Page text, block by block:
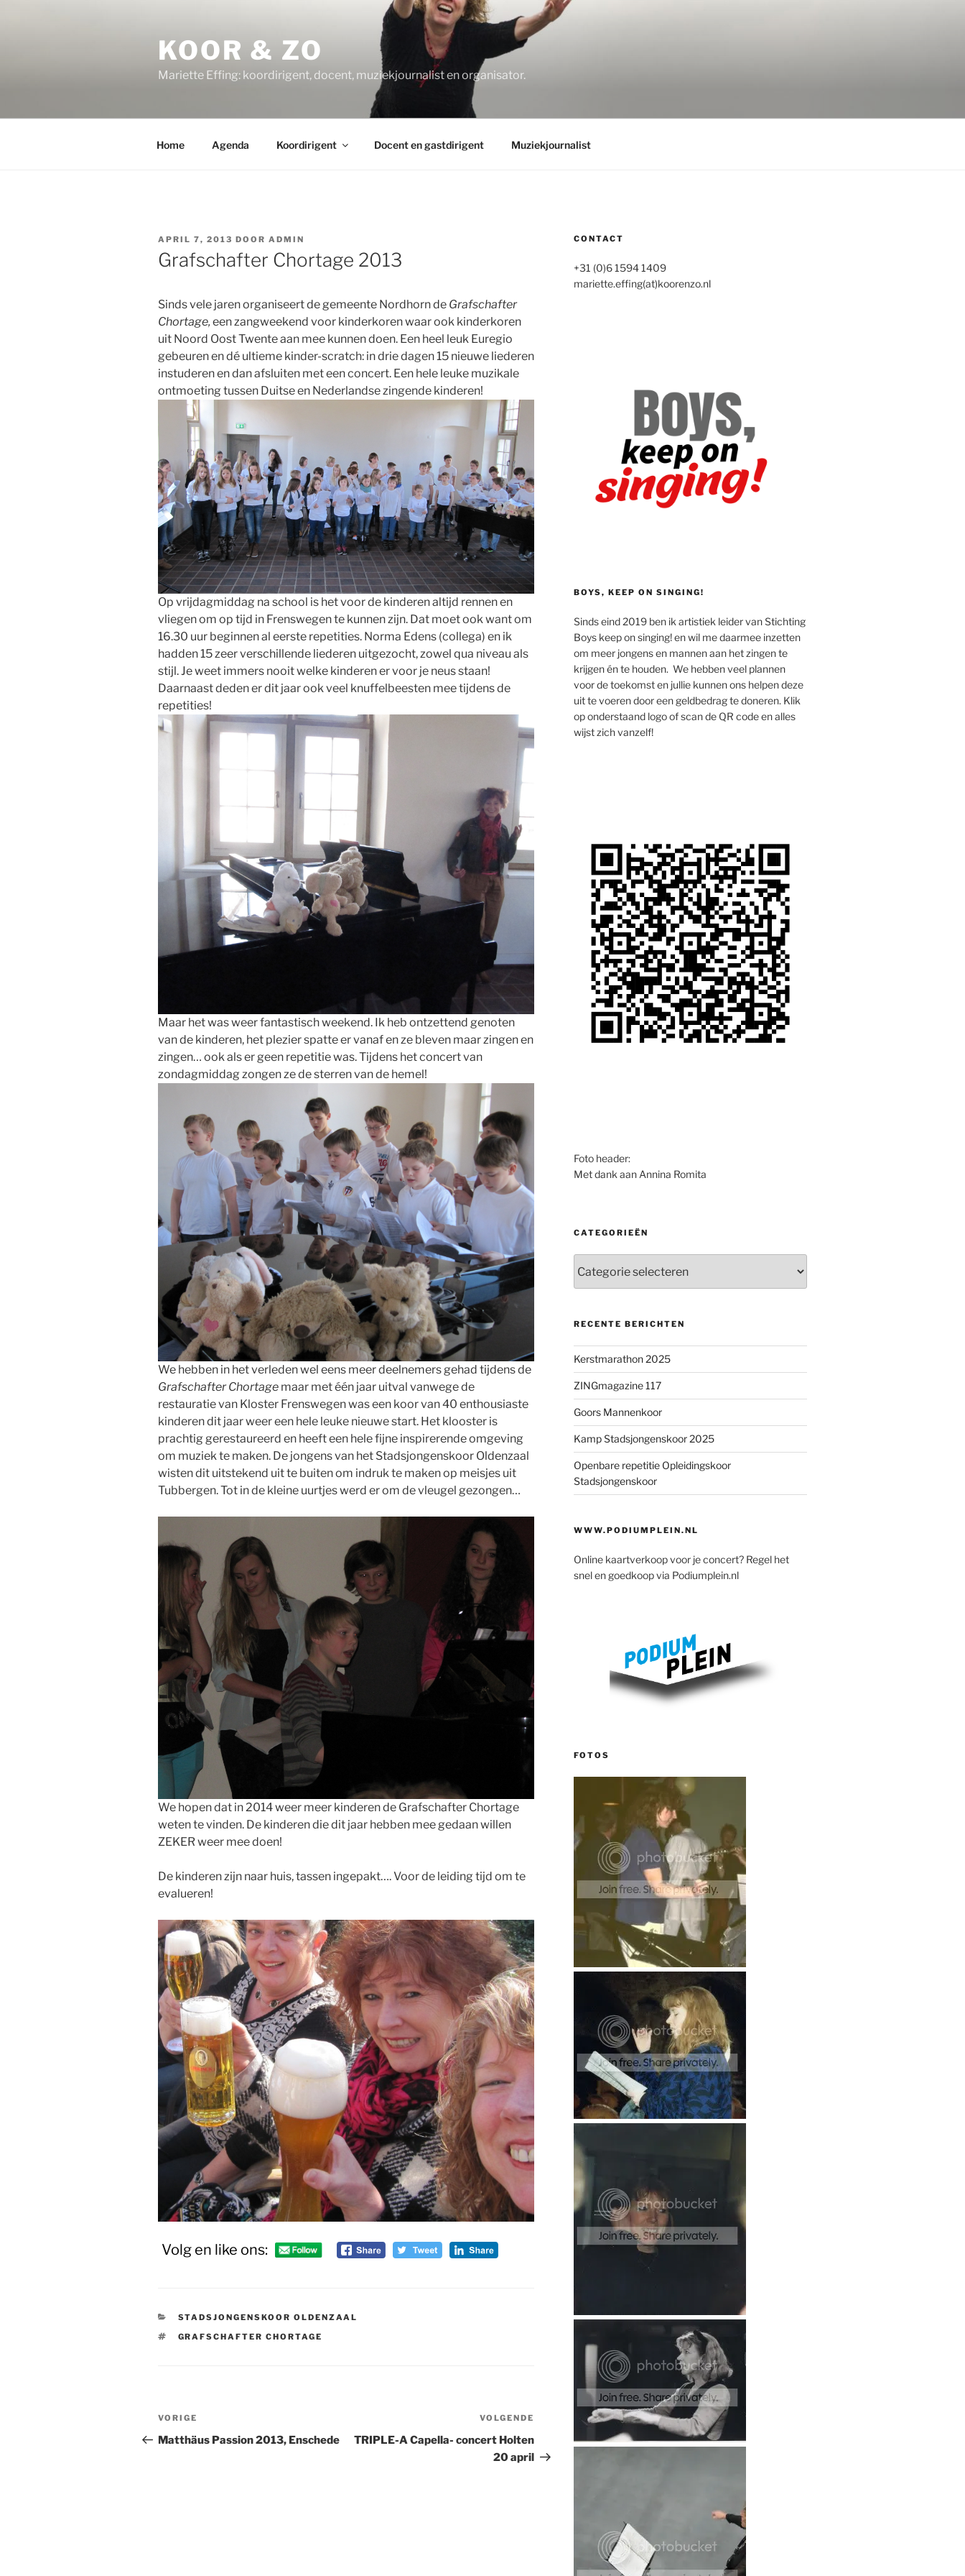
KOOR & ZO
Mariette Effing: koordirigent, docent, muziekjournalist en organisator.
Home Agenda Koordirigent Docent en gastdirigent Muziekjournalist
GEPLAATST
OP
APRIL 7, 2013 DOOR ADMIN
Grafschafter Chortage 2013
Sinds vele jaren organiseert de gemeente Nordhorn de Grafschafter
Chortage, een zangweekend voor kinderkoren waar ook kinderkoren
uit Noord Oost Twente aan mee kunnen doen. Een heel leuk Euregio
gebeuren en dé ultieme kinder-scratch: in drie dagen 15 nieuwe liederen
instuderen en dan afsluiten met een concert. Een hele leuke muzikale
ontmoeting tussen Duitse en Nederlandse zingende kinderen!
Op vrijdagmiddag na school is het voor de kinderen altijd rennen en
vliegen om op tijd in Frenswegen te kunnen zijn. Dat moet ook want om
16.30 uur beginnen al eerste repetities. Norma Edens (collega) en ik
hadden 15 zeer verschillende liederen uitgezocht, zowel qua niveau als
stijl. Je weet immers nooit welke kinderen er voor je neus staan!
Daarnaast deden er dit jaar ook veel knuffelbeesten mee tijdens de
repetities!
Maar het was weer fantastisch weekend. Ik heb ontzettend genoten
van de kinderen, het plezier spatte er vanaf en ze bleven maar zingen en
zingen… ook als er geen repetitie was. Tijdens het concert van
zondagmiddag zongen ze de sterren van de hemel!
We hebben in het verleden wel eens meer deelnemers gehad tijdens de
Grafschafter Chortage maar met één jaar uitval vanwege de
restauratie van Kloster Frenswegen was een koor van 40 enthousiaste
kinderen dit jaar weer een hele leuke nieuwe start. Het klooster is
prachtig gerestaureerd en heeft een hele fijne inspirerende omgeving
om muziek te maken. De jongens van het Stadsjongenskoor Oldenzaal
wisten dit uitstekend uit te buiten om indruk te maken op meisjes uit
Tubbergen. Tot in de kleine uurtjes werd er om de vleugel gezongen…
We hopen dat in 2014 weer meer kinderen de Grafschafter Chortage
weten te vinden. De kinderen die dit jaar hebben mee gedaan willen
ZEKER weer mee doen!
De kinderen zijn naar huis, tassen ingepakt…. Voor de leiding tijd om te
evalueren!
Volg en like ons:
CATEGORIEËN
STADSJONGENSKOOR OLDENZAAL
TAGS
GRAFSCHAFTER CHORTAGE
Bericht
navigatie
Vorig
bericht
VORIGE
Matthäus Passion 2013, Enschede
bericht
VOLGENDE
TRIPLE-A Capella- concert Holten
20 april
CONTACT
+31 (0)6 1594 1409
mariette.effing(at)koorenzo.nl
BOYS, KEEP ON SINGING!
Sinds eind 2019 ben ik artistiek leider van Stichting
Boys keep on singing! en wil me daarmee inzetten
om meer jongens en mannen aan het zingen te
krijgen én te houden. We hebben veel plannen
voor de toekomst en jullie kunnen ons helpen deze
uit te voeren door een geldbedrag te doneren. Klik
op onderstaand logo of scan de QR code en alles
wijst zich vanzelf!
Foto header:
Met dank aan Annina Romita
CATEGORIEËN
RECENTE BERICHTEN
Kerstmarathon 2025
ZINGmagazine 117
Goors Mannenkoor
Kamp Stadsjongenskoor 2025
Openbare repetitie Opleidingskoor
Stadsjongenskoor
WWW.PODIUMPLEIN.NL
Online kaartverkoop voor je concert? Regel het
snel en goedkoop via Podiumplein.nl
FOTOS